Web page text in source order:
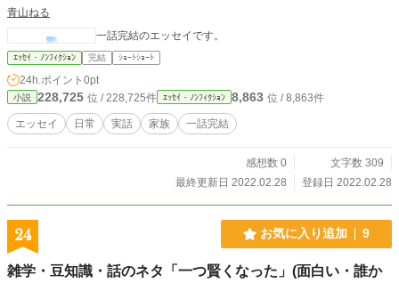
青山ねる
一話完結のエッセイです。
ｴｯｾｲ・ﾉﾝﾌｨｸｼｮﾝ 完結 ｼｮｰﾄｼｮｰﾄ
24h.ポイント 0pt
小説 228,725 位 / 228,725件 ｴｯｾｲ・ﾉﾝﾌｨｸｼｮﾝ 8,863 位 / 8,863件
エッセイ 日常 実話 家族 一話完結
感想数 0
文字数 309
最終更新日 2022.02.28
登録日 2022.02.28
24 お気に入り追加 9
雑学・豆知識・話のネタ「一つ賢くなった」(面白い・誰か